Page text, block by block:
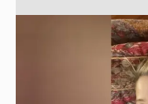
Юлия Высоцкая